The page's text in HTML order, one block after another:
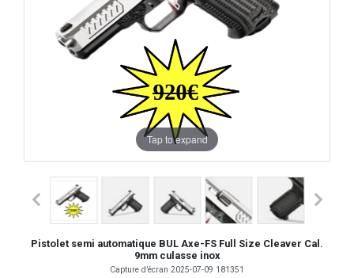
Tap to expand
Pistolet semi automatique BUL Axe-FS Full Size Cleaver Cal.
9mm culasse inox
Capture d’écran 2025-07-09 181351